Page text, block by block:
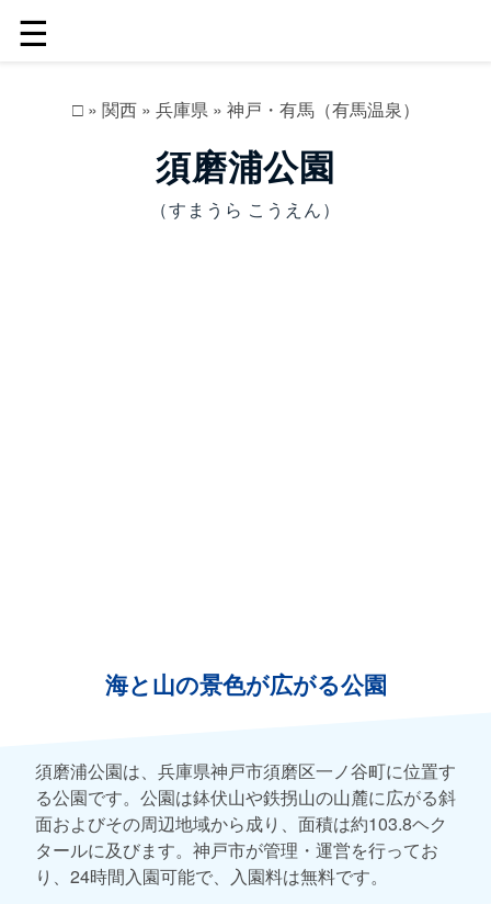
☰
□» 関西» 兵庫県» 神戸・有馬（有馬温泉）
須磨浦公園
（すまうら こうえん）
海と山の景色が広がる公園
須磨浦公園は、兵庫県神戸市須磨区一ノ谷町に位置す
る公園です。公園は鉢伏山や鉄拐山の山麓に広がる斜
面およびその周辺地域から成り、面積は約103.8ヘク
タールに及びます。神戸市が管理・運営を行ってお
り、24時間入園可能で、入園料は無料です。